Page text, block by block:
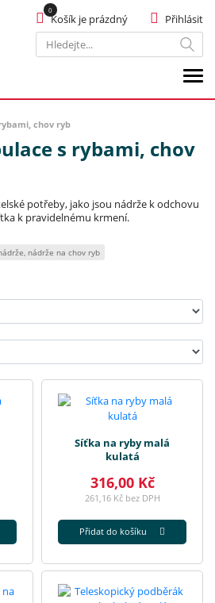
Hledat
Přihlásit
Košík je prázdný
chov ryb
s rybami, chov
potřeby, jako jsou nádrže k odchovu
k pravidelnému krmení.
nádrže na chov ryb
Síťka na ryby malá
kulatá
316,00 Kč
261,16 Kč bez DPH
Přidat do košíku